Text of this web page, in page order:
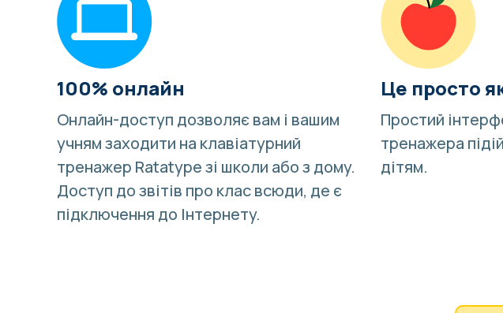
100% онлайн
Онлайн-доступ дозволяє вам і вашим
учням заходити на клавіатурний
тренажер Ratatype зі школи або з дому.
Доступ до звітів про клас всюди, де є
підключення до Інтернету.
Це просто
Простий
тренажера
дітям.